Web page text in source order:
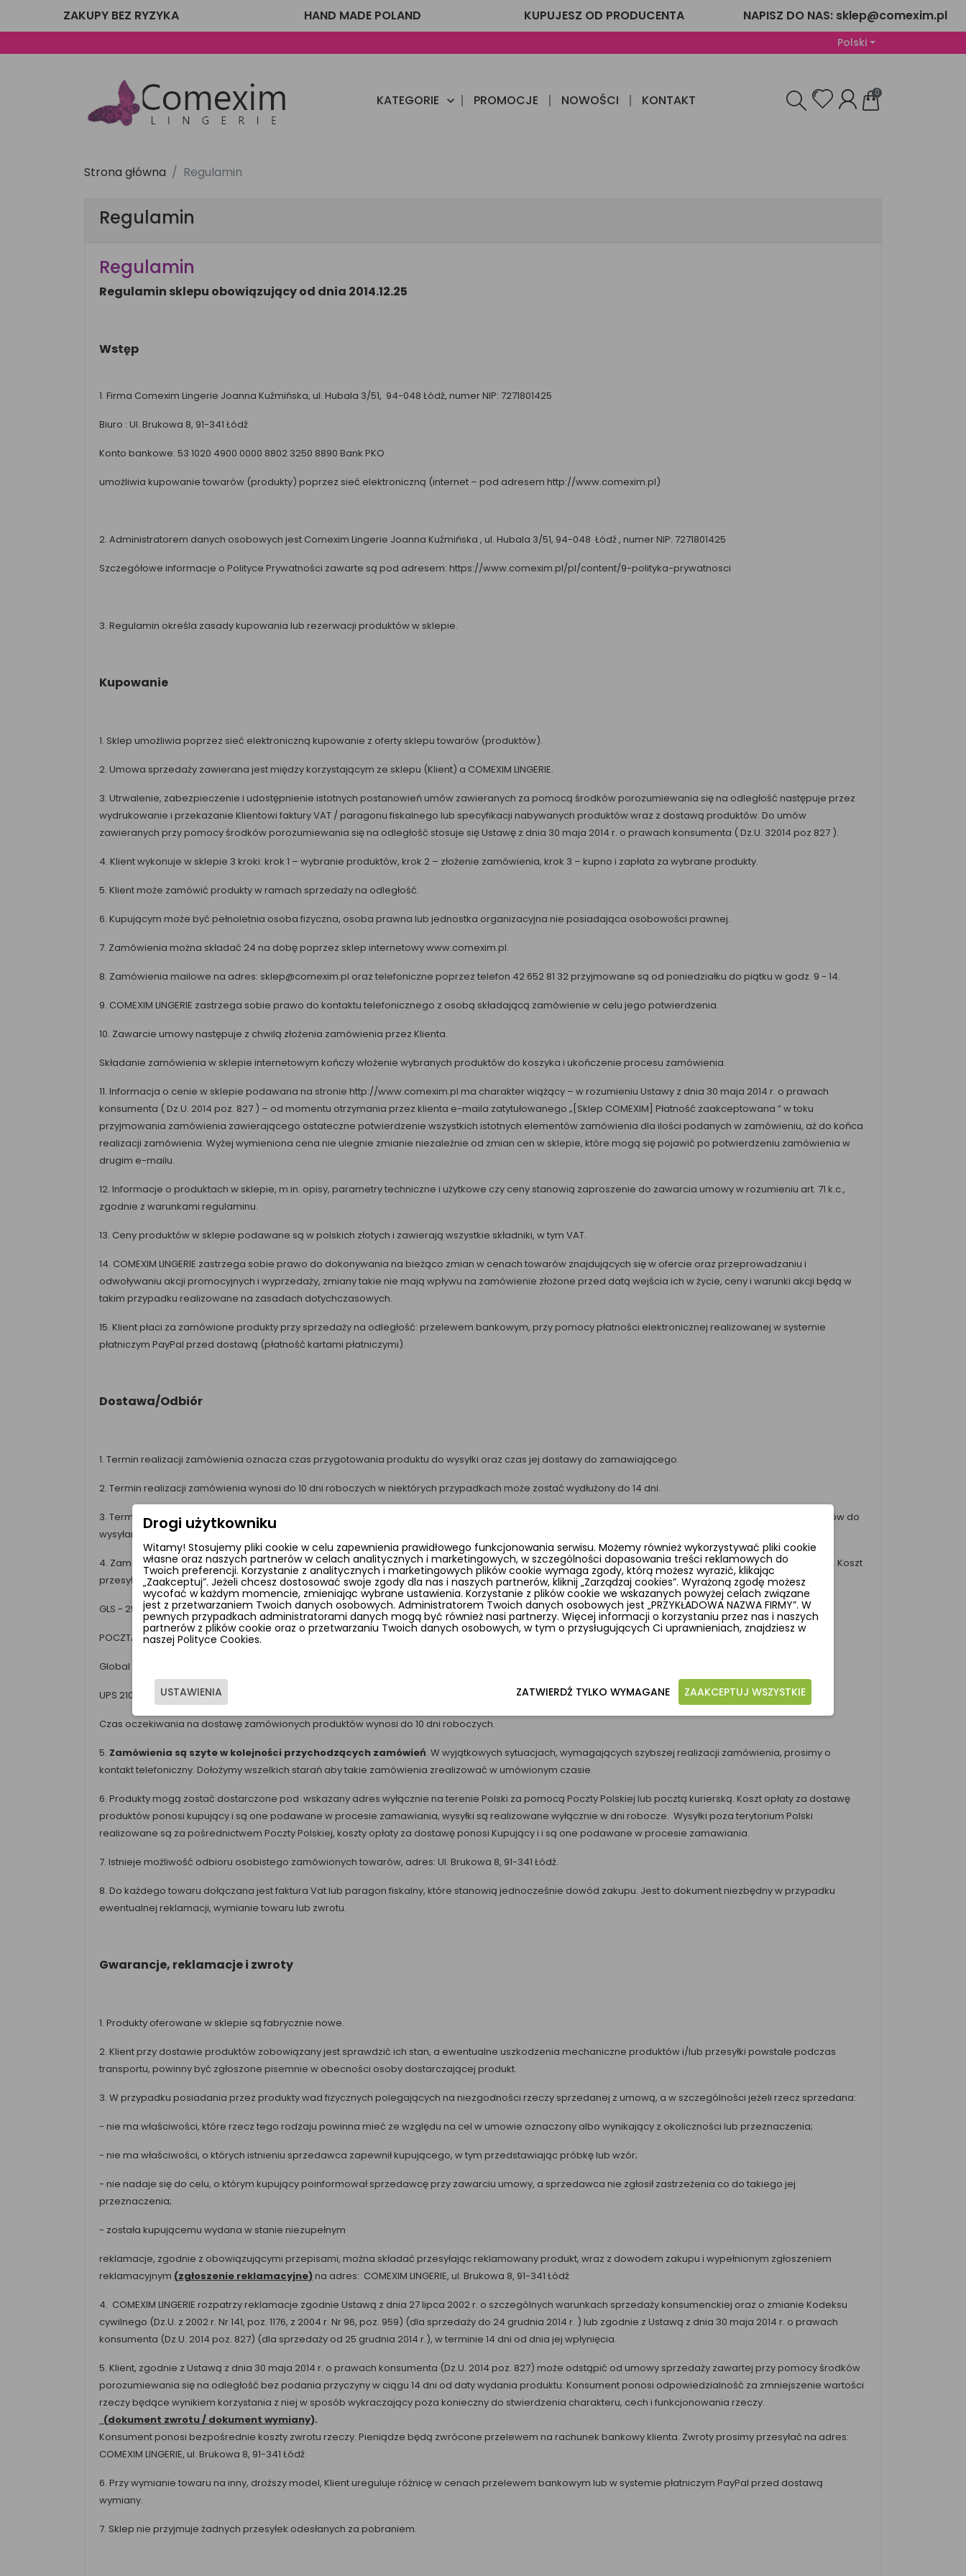
ZAKUPY BEZ RYZYKA HAND MADE POLAND KUPUJESZ OD PRODUCENTA NAPISZ DO NAS: sklep@comexim.pl
Polski
KATEGORIE  PROMOCJE NOWOŚCI KONTAKT 0
Strona główna Regulamin
Regulamin
Regulamin
Regulamin sklepu obowiązujący od dnia 2014.12.25
Wstęp
1. Firma Comexim Lingerie Joanna Kuźmińska, ul. Hubala 3/51, 94-048 Łódź, numer NIP: 7271801425
Biuro : Ul. Brukowa 8, 91-341 Łódź
Konto bankowe: 53 1020 4900 0000 8802 3250 8890 Bank PKO
umożliwia kupowanie towarów (produkty) poprzez sieć elektroniczną (internet – pod adresem http://www.comexim.pl)
2. Administratorem danych osobowych jest Comexim Lingerie Joanna Kuźmińska , ul. Hubala 3/51, 94-048 Łódź , numer NIP: 7271801425
Szczegółowe informacje o Polityce Prywatności zawarte są pod adresem: https://www.comexim.pl/pl/content/9-polityka-prywatnosci
3. Regulamin określa zasady kupowania lub rezerwacji produktów w sklepie.
Kupowanie
1. Sklep umożliwia poprzez sieć elektroniczną kupowanie z oferty sklepu towarów (produktów).
2. Umowa sprzedaży zawierana jest między korzystającym ze sklepu (Klient) a COMEXIM LINGERIE.
3. Utrwalenie, zabezpieczenie i udostępnienie istotnych postanowień umów zawieranych za pomocą środków porozumiewania się na odległość następuje przez
wydrukowanie i przekazanie Klientowi faktury VAT / paragonu fiskalnego lub specyfikacji nabywanych produktów wraz z dostawą produktów. Do umów
zawieranych przy pomocy środków porozumiewania się na odległość stosuje się Ustawę z dnia 30 maja 2014 r. o prawach konsumenta ( Dz.U. 32014 poz 827 ).
4. Klient wykonuje w sklepie 3 kroki: krok 1 – wybranie produktów, krok 2 – złożenie zamówienia, krok 3 – kupno i zapłata za wybrane produkty.
5. Klient może zamówić produkty w ramach sprzedaży na odległość.
6. Kupującym może być pełnoletnia osoba fizyczna, osoba prawna lub jednostka organizacyjna nie posiadająca osobowości prawnej.
7. Zamówienia można składać 24 na dobę poprzez sklep internetowy www.comexim.pl.
8. Zamówienia mailowe na adres: sklep@comexim.pl oraz telefoniczne poprzez telefon 42 652 81 32 przyjmowane są od poniedziałku do piątku w godz. 9 - 14.
9. COMEXIM LINGERIE zastrzega sobie prawo do kontaktu telefonicznego z osobą składającą zamówienie w celu jego potwierdzenia.
10. Zawarcie umowy następuje z chwilą złożenia zamówienia przez Klienta.
Składanie zamówienia w sklepie internetowym kończy włożenie wybranych produktów do koszyka i ukończenie procesu zamówienia.
11. Informacja o cenie w sklepie podawana na stronie http://www.comexim.pl ma charakter wiążący – w rozumieniu Ustawy z dnia 30 maja 2014 r. o prawach
konsumenta ( Dz.U. 2014 poz. 827 ) – od momentu otrzymania przez klienta e-maila zatytułowanego „[Sklep COMEXIM] Płatność zaakceptowana ” w toku
przyjmowania zamówienia zawierającego ostateczne potwierdzenie wszystkich istotnych elementów zamówienia dla ilości podanych w zamówieniu, aż do końca
realizacji zamówienia. Wyżej wymieniona cena nie ulegnie zmianie niezależnie od zmian cen w sklepie, które mogą się pojawić po potwierdzeniu zamówienia w
drugim e-mailu.
12. Informacje o produktach w sklepie, m.in. opisy, parametry techniczne i użytkowe czy ceny stanowią zaproszenie do zawarcia umowy w rozumieniu art. 71 k.c.,
zgodnie z warunkami regulaminu.
13. Ceny produktów w sklepie podawane są w polskich złotych i zawierają wszystkie składniki, w tym VAT.
14. COMEXIM LINGERIE zastrzega sobie prawo do dokonywania na bieżąco zmian w cenach towarów znajdujących się w ofercie oraz przeprowadzaniu i
odwoływaniu akcji promocyjnych i wyprzedaży, zmiany takie nie mają wpływu na zamówienie złożone przed datą wejścia ich w życie, ceny i warunki akcji będą w
takim przypadku realizowane na zasadach dotychczasowych.
15. Klient płaci za zamówione produkty przy sprzedaży na odległość: przelewem bankowym, przy pomocy płatności elektronicznej realizowanej w systemie
płatniczym PayPal przed dostawą (płatność kartami płatniczymi).
Dostawa/Odbiór
1. Termin realizacji zamówienia oznacza czas przygotowania produktu do wysyłki oraz czas jej dostawy do zamawiającego.
2. Termin realizacji zamówienia wynosi do 10 dni roboczych w niektórych przypadkach może zostać wydłużony do 14 dni.
3. Termin realizacji zamówienia w sklepie, umieszczony na podsumowaniu zamówienia, jest najbardziej prawdopodobnym czasem przygotowania produktów do
wysyłania Klientowi. Ostateczny (wiążący) czas odbioru jest potwierdzany podczas kontaktu sklepu z Klientem (krok 2).
4. Zamówione produkty będą wysyłane do Państwa za pośrednictwem kuriera GLS lub Poczty Polskiej po dokonaniu przelewu należności na konto bankowe. Koszt
przesyłki :
GLS - 25,00 zł.
POCZTA POLSKA 18,00zł.
Global Express-od 39,00 zł.
UPS 210 ,00 zł
Czas oczekiwania na dostawę zamówionych produktów wynosi do 10 dni roboczych.
5. Zamówienia są szyte w kolejności przychodzących zamówień. W wyjątkowych sytuacjach, wymagających szybszej realizacji zamówienia, prosimy o
kontakt telefoniczny. Dołożymy wszelkich starań aby takie zamówienia zrealizować w umówionym czasie.
6. Produkty mogą zostać dostarczone pod wskazany adres wyłącznie na terenie Polski za pomocą Poczty Polskiej lub pocztą kurierską. Koszt opłaty za dostawę
produktów ponosi kupujący i są one podawane w procesie zamawiania, wysyłki są realizowane wyłącznie w dni robocze. Wysyłki poza terytorium Polski
realizowane są za pośrednictwem Poczty Polskiej, koszty opłaty za dostawę ponosi Kupujący i i są one podawane w procesie zamawiania.
7. Istnieje możliwość odbioru osobistego zamówionych towarów, adres: Ul. Brukowa 8, 91-341 Łódź.
8. Do każdego towaru dołączana jest faktura Vat lub paragon fiskalny, które stanowią jednocześnie dowód zakupu. Jest to dokument niezbędny w przypadku
ewentualnej reklamacji, wymianie towaru lub zwrotu.
Gwarancje, reklamacje i zwroty
1. Produkty oferowane w sklepie są fabrycznie nowe.
2. Klient przy dostawie produktów zobowiązany jest sprawdzić ich stan, a ewentualne uszkodzenia mechaniczne produktów i/lub przesyłki powstałe podczas
transportu, powinny być zgłoszone pisemnie w obecności osoby dostarczającej produkt.
3. W przypadku posiadania przez produkty wad fizycznych polegających na niezgodności rzeczy sprzedanej z umową, a w szczególności jeżeli rzecz sprzedana:
- nie ma właściwości, które rzecz tego rodzaju powinna mieć ze względu na cel w umowie oznaczony albo wynikający z okoliczności lub przeznaczenia;
- nie ma właściwości, o których istnieniu sprzedawca zapewnił kupującego, w tym przedstawiając próbkę lub wzór;
- nie nadaje się do celu, o którym kupujący poinformował sprzedawcę przy zawarciu umowy, a sprzedawca nie zgłosił zastrzeżenia co do takiego jej
przeznaczenia;
- została kupującemu wydana w stanie niezupełnym
reklamacje, zgodnie z obowiązującymi przepisami, można składać przesyłając reklamowany produkt, wraz z dowodem zakupu i wypełnionym zgłoszeniem
reklamacyjnym (zgłoszenie reklamacyjne)na adres: COMEXIM LINGERIE, ul. Brukowa 8, 91-341 Łódź
4. COMEXIM LINGERIE rozpatrzy reklamacje zgodnie Ustawą z dnia 27 lipca 2002 r. o szczególnych warunkach sprzedaży konsumenckiej oraz o zmianie Kodeksu
cywilnego (Dz.U. z 2002 r. Nr 141, poz. 1176, z 2004 r. Nr 96, poz. 959) (dla sprzedaży do 24 grudnia 2014 r. ) lub zgodnie z Ustawą z dnia 30 maja 2014 r. o prawach
konsumenta (Dz.U. 2014 poz. 827) (dla sprzedaży od 25 grudnia 2014 r.), w terminie 14 dni od dnia jej wpłynięcia.
5. Klient, zgodnie z Ustawą z dnia 30 maja 2014 r. o prawach konsumenta (Dz.U. 2014 poz. 827) może odstąpić od umowy sprzedaży zawartej przy pomocy środków
porozumiewania się na odległość bez podania przyczyny w ciągu 14 dni od daty wydania produktu. Konsument ponosi odpowiedzialność za zmniejszenie wartości
rzeczy będące wynikiem korzystania z niej w sposób wykraczający poza konieczny do stwierdzenia charakteru, cech i funkcjonowania rzeczy.
(dokument zwrotu / dokument wymiany).
Konsument ponosi bezpośrednie koszty zwrotu rzeczy. Pieniądze będą zwrócone przelewem na rachunek bankowy klienta. Zwroty prosimy przesyłać na adres:
COMEXIM LINGERIE, ul. Brukowa 8, 91-341 Łódź
6. Przy wymianie towaru na inny, droższy model, Klient ureguluje różnicę w cenach przelewem bankowym lub w systemie płatniczym PayPal przed dostawą
wymiany.
7. Sklep nie przyjmuje żadnych przesyłek odesłanych za pobraniem.
Drogi użytkowniku
Witamy! Stosujemy pliki cookie w celu zapewnienia prawidłowego funkcjonowania serwisu. Możemy również wykorzystywać pliki cookie
własne oraz naszych partnerów w celach analitycznych i marketingowych, w szczególności dopasowania treści reklamowych do
Twoich preferencji. Korzystanie z analitycznych i marketingowych plików cookie wymaga zgody, którą możesz wyrazić, klikając
„Zaakceptuj”. Jeżeli chcesz dostosować swoje zgody dla nas i naszych partnerów, kliknij „Zarządzaj cookies”. Wyrażoną zgodę możesz
wycofać w każdym momencie, zmieniając wybrane ustawienia. Korzystanie z plików cookie we wskazanych powyżej celach związane
jest z przetwarzaniem Twoich danych osobowych. Administratorem Twoich danych osobowych jest „PRZYKŁADOWA NAZWA FIRMY”. W
pewnych przypadkach administratorami danych mogą być również nasi partnerzy. Więcej informacji o korzystaniu przez nas i naszych
partnerów z plików cookie oraz o przetwarzaniu Twoich danych osobowych, w tym o przysługujących Ci uprawnieniach, znajdziesz w
naszej Polityce Cookies.
USTAWIENIA ZAAKCEPTUJ WSZYSTKIE
ZATWIERDŹ TYLKO WYMAGANE